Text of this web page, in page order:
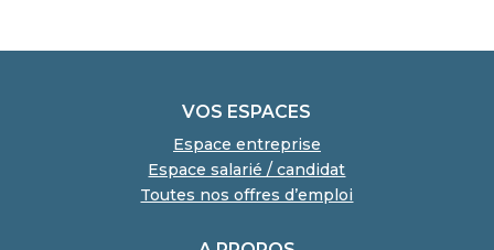
VOS ESPACES
Espace entreprise
Espace salarié / candidat
Toutes nos offres d’emploi